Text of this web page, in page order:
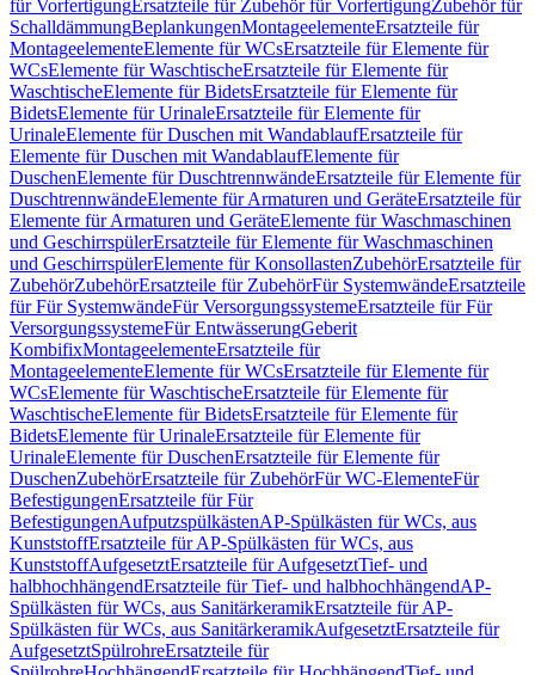
für VorfertigungErsatzteile für Zubehör für VorfertigungZubehör für
SchalldämmungBeplankungenMontageelementeErsatzteile für
MontageelementeElemente für WCsErsatzteile für Elemente für
WCsElemente für WaschtischeErsatzteile für Elemente für
WaschtischeElemente für BidetsErsatzteile für Elemente für
BidetsElemente für UrinaleErsatzteile für Elemente für
UrinaleElemente für Duschen mit WandablaufErsatzteile für
Elemente für Duschen mit WandablaufElemente für
DuschenElemente für DuschtrennwändeErsatzteile für Elemente für
DuschtrennwändeElemente für Armaturen und GeräteErsatzteile für
Elemente für Armaturen und GeräteElemente für Waschmaschinen
und GeschirrspülerErsatzteile für Elemente für Waschmaschinen
und GeschirrspülerElemente für KonsollastenZubehörErsatzteile für
ZubehörZubehörErsatzteile für ZubehörFür SystemwändeErsatzteile
für Für SystemwändeFür VersorgungssystemeErsatzteile für Für
VersorgungssystemeFür EntwässerungGeberit
KombifixMontageelementeErsatzteile für
MontageelementeElemente für WCsErsatzteile für Elemente für
WCsElemente für WaschtischeErsatzteile für Elemente für
WaschtischeElemente für BidetsErsatzteile für Elemente für
BidetsElemente für UrinaleErsatzteile für Elemente für
UrinaleElemente für DuschenErsatzteile für Elemente für
DuschenZubehörErsatzteile für ZubehörFür WC-ElementeFür
BefestigungenErsatzteile für Für
BefestigungenAufputzspülkästenAP-Spülkästen für WCs, aus
KunststoffErsatzteile für AP-Spülkästen für WCs, aus
KunststoffAufgesetztErsatzteile für AufgesetztTief- und
halbhochhängendErsatzteile für Tief- und halbhochhängendAP-
Spülkästen für WCs, aus SanitärkeramikErsatzteile für AP-
Spülkästen für WCs, aus SanitärkeramikAufgesetztErsatzteile für
AufgesetztSpülrohreErsatzteile für